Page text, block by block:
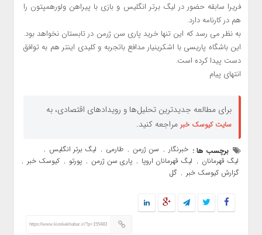
فریرا سابقه حضور در لیگ برتر انگلیس و بازی با پیراهن ولورهمپتون را
هم در کارنامه دارد.
به نظر می رسد که این تنها خرید پاری سن ژرمن در تابستان نخواهد بود.
این باشگاه پاریسی با اشکرینیار مدافع باتجربه و کلیدی اینتر هم به توافق
دست پیدا کرده است.
انتهای پیام
برای مطالعه جدیدترین تحلیل‌ها و رویدادهای اقتصادی، به
سایت کیوسک خبر مراجعه کنید.
برچسب ها : خبرنگار , سن ژرمن , طارمی , لیگ برتر انگلیس ,
لیگ قهرمانان , لیگ قهرمانان اروپا , پاری سن ژرمن , پورتو , کیوسک خبر ,
گزارش کیوسک خبر , گل
https://www.kioskekhabar.ir/?p=155483